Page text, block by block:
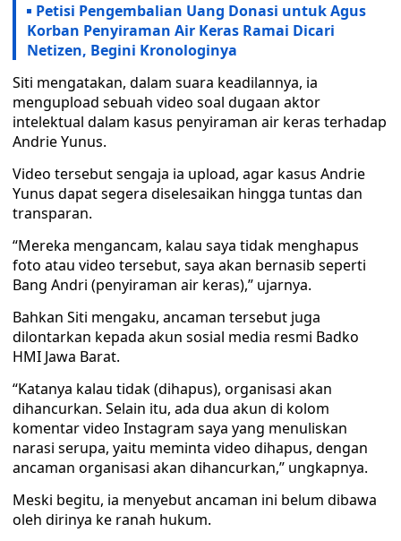
Petisi Pengembalian Uang Donasi untuk Agus
Korban Penyiraman Air Keras Ramai Dicari
Netizen, Begini Kronologinya
Siti mengatakan, dalam suara keadilannya, ia
mengupload sebuah video soal dugaan aktor
intelektual dalam kasus penyiraman air keras terhadap
Andrie Yunus.
Video tersebut sengaja ia upload, agar kasus Andrie
Yunus dapat segera diselesaikan hingga tuntas dan
transparan.
“Mereka mengancam, kalau saya tidak menghapus
foto atau video tersebut, saya akan bernasib seperti
Bang Andri (penyiraman air keras),” ujarnya.
Bahkan Siti mengaku, ancaman tersebut juga
dilontarkan kepada akun sosial media resmi Badko
HMI Jawa Barat.
“Katanya kalau tidak (dihapus), organisasi akan
dihancurkan. Selain itu, ada dua akun di kolom
komentar video Instagram saya yang menuliskan
narasi serupa, yaitu meminta video dihapus, dengan
ancaman organisasi akan dihancurkan,” ungkapnya.
Meski begitu, ia menyebut ancaman ini belum dibawa
oleh dirinya ke ranah hukum.